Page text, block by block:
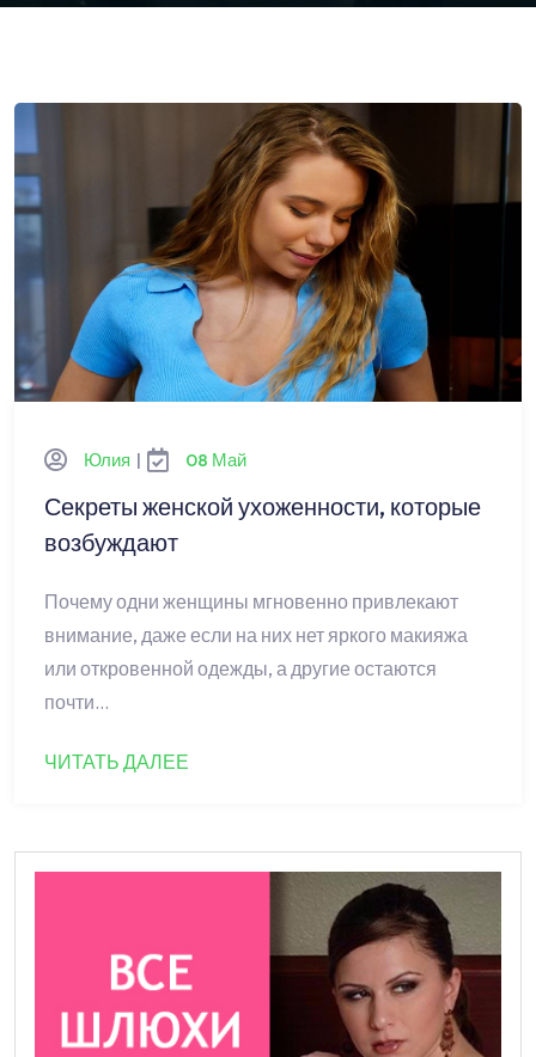
Юлия | 08 Май
Секреты женской ухоженности, которые
возбуждают
Почему одни женщины мгновенно привлекают
внимание, даже если на них нет яркого макияжа
или откровенной одежды, а другие остаются
почти…
ЧИТАТЬ ДАЛЕЕ